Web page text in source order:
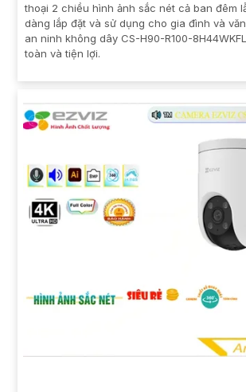
thoại 2 chiều hình ảnh sắc nét cả ban đêm
dàng lắp đặt và sử dụng cho gia đình và
an ninh không dây CS-H90-R100-
toàn và tiện lợi.